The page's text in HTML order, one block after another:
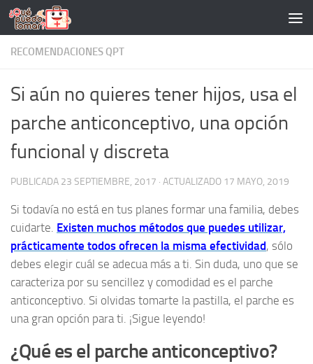
Saltar al contenido
RECOMENDACIONES QPT
Si aún no quieres tener hijos, usa el
parche anticonceptivo, una opción
funcional y discreta
PUBLICADA 23 SEPTIEMBRE, 2017 · ACTUALIZADO 17 MAYO, 2019
Si todavía no está en tus planes formar una familia, debes
cuidarte. Existen muchos métodos que puedes utilizar,
prácticamente todos ofrecen la misma efectividad, sólo
debes elegir cuál se adecua más a ti. Sin duda, uno que se
caracteriza por su sencillez y comodidad es el parche
anticonceptivo. Si olvidas tomarte la pastilla, el parche es
una gran opción para ti. ¡Sigue leyendo!
¿Qué es el parche anticonceptivo?